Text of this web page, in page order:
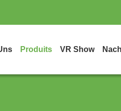
Produits VR Show